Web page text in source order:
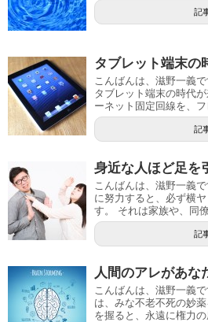
記
タブレット端末の
こんばんは、滋野一義
タブレット端末の時代
ーネット固定回線を、
記
身近な人ほど足を
こんばんは、滋野一義
に努力すると、必ず横
す。 それは家族や、同
記
人間のアレがあな
こんばんは、滋野一義
は、みな不老不死の妙
を握ると、永遠に権力